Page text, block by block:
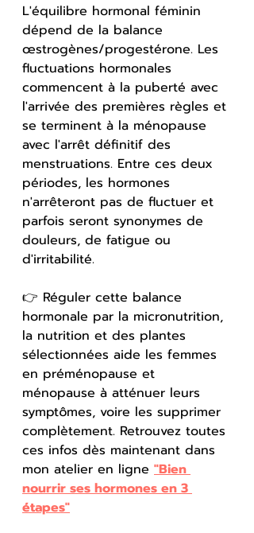
L'équilibre hormonal féminin
dépend de la balance
œstrogènes/progestérone. Les
fluctuations hormonales
commencent à la puberté avec
l'arrivée des premières règles et
se terminent à la ménopause
avec l'arrêt définitif des
menstruations. Entre ces deux
périodes, les hormones
n'arrêteront pas de fluctuer et
parfois seront synonymes de
douleurs, de fatigue ou
d'irritabilité.
👉 Réguler cette balance
hormonale par la micronutrition,
la nutrition et des plantes
sélectionnées aide les femmes
en préménopause et
ménopause à atténuer leurs
symptômes, voire les supprimer
complètement. Retrouvez toutes
ces infos dès maintenant dans
mon atelier en ligne "Bien
nourrir ses hormones en 3
étapes"